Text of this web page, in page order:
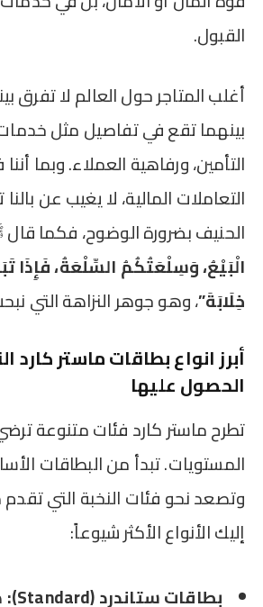
القبول.
أغلب المتاجر حول العالم لا تفرق
بينهما تقع في تفاصيل مثل
التأمين، ورفاهية العملاء. وبما
التعاملات المالية، لا يغيب عن
الحنيف بضرورة الوضوح، فكما
الْبَيْعُ، وَسِلْعَتُكُمُ السِّلْعَةُ، فَإِذَا
خِلَابَةَ”، وهو جوهر النزاهة التي
أبرز انواع بطاقات ماستر كارد
الحصول عليها
تطرح ماستر كارد فئات متنوعة
المستويات. تبدأ من البطاقات
وتصعد نحو فئات النخبة التي تقدم
إليك الأنواع الأكثر شيوعاً:
بطاقات ستاندرد (Standard):